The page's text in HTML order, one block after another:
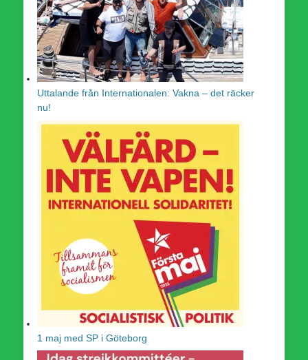
Uttalande från Internationalen: Vakna – det räcker
nu!
1 maj med SP i Göteborg